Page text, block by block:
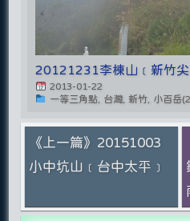
20121231李棟山﹝新竹尖
2013-01-22
一等三角點, 台灣, 新竹, 小百岳
《上一篇》20151003
小中坑山﹝台中太平﹞